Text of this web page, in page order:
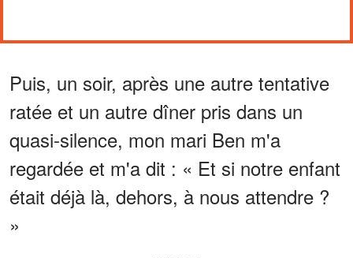
Puis, un soir, après une autre tentative
ratée et un autre dîner pris dans un
quasi-silence, mon mari Ben m'a
regardée et m'a dit : « Et si notre enfant
était déjà là, dehors, à nous attendre ?
»